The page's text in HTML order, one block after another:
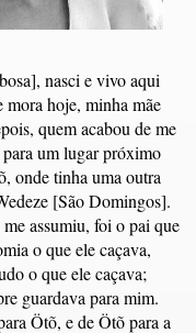
nasci e vivo aqui
mora hoje, minha mãe
quem acabou de me
um lugar próximo
onde tinha uma outra
[São Domingos].
assumiu, foi o pai que
o que ele caçava,
o que ele caçava;
guardava para mim.
Ötõ, e de Ötõ para a